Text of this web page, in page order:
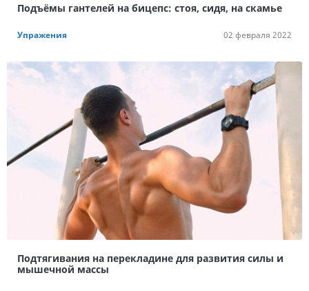
Подъёмы гантелей на бицепс: стоя, сидя, на скамье
Упражения 02 февраля 2022
Подтягивания на перекладине для развития силы и
мышечной массы